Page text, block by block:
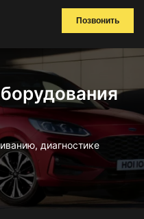
Позвонить
диагностике